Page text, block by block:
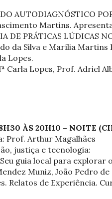
AUTODIAGNÓSTICO
Martins.
DE PRÁTICAS LÚDICAS
da Silva e Marília
Lopes.
Carla Lopes, Prof. Adriel
ÀS 20H10 – NOITE
Prof. Arthur Magalhães
justiça e tecnologia:
Seu guia local para
Muniz, João Pedro
Relatos de Experiência.